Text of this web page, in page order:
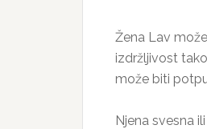
Žena Lav
izdržljivost
može biti
Njena svesna